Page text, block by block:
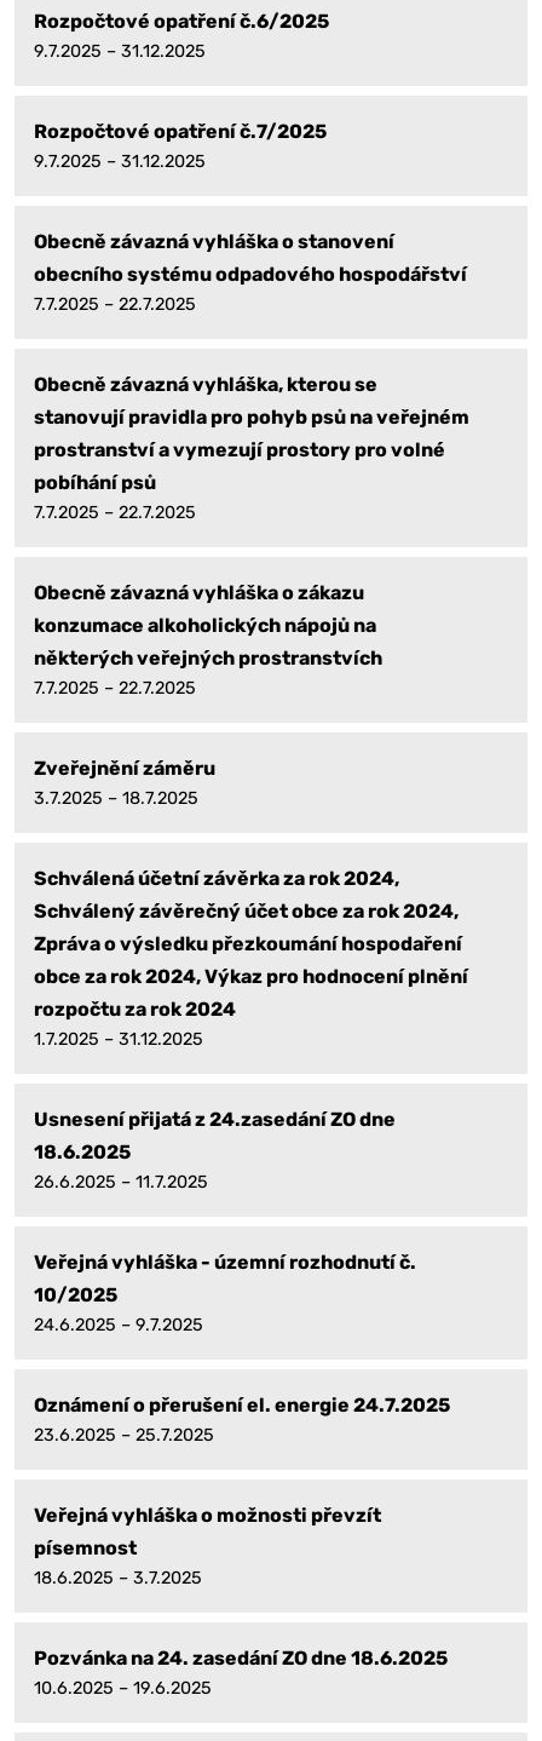
Rozpočtové opatření č.6/2025
9.7.2025 – 31.12.2025
Rozpočtové opatření č.7/2025
9.7.2025 – 31.12.2025
Obecně závazná vyhláška o stanovení
obecního systému odpadového hospodářství
7.7.2025 – 22.7.2025
Obecně závazná vyhláška, kterou se
stanovují pravidla pro pohyb psů na veřejném
prostranství a vymezují prostory pro volné
pobíhání psů
7.7.2025 – 22.7.2025
Obecně závazná vyhláška o zákazu
konzumace alkoholických nápojů na
některých veřejných prostranstvích
7.7.2025 – 22.7.2025
Zveřejnění záměru
3.7.2025 – 18.7.2025
Schválená účetní závěrka za rok 2024,
Schválený závěrečný účet obce za rok 2024,
Zpráva o výsledku přezkoumání hospodaření
obce za rok 2024, Výkaz pro hodnocení plnění
rozpočtu za rok 2024
1.7.2025 – 31.12.2025
Usnesení přijatá z 24.zasedání ZO dne
18.6.2025
26.6.2025 – 11.7.2025
Veřejná vyhláška - územní rozhodnutí č.
10/2025
24.6.2025 – 9.7.2025
Oznámení o přerušení el. energie 24.7.2025
23.6.2025 – 25.7.2025
Veřejná vyhláška o možnosti převzít
písemnost
18.6.2025 – 3.7.2025
Pozvánka na 24. zasedání ZO dne 18.6.2025
10.6.2025 – 19.6.2025